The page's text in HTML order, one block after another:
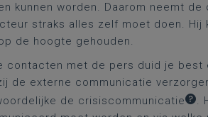
kunnen worden. Daarom neemt
straks alles zelf moet doen. Hij
de hoogte gehouden.
contacten met de pers duid je best
de externe communicatie
de crisiscommunicatie
.